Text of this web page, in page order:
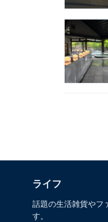
ライフ
話題の生活雑貨やフ
す。